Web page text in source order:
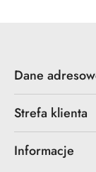
Dane
Strefa klienta
Informacje